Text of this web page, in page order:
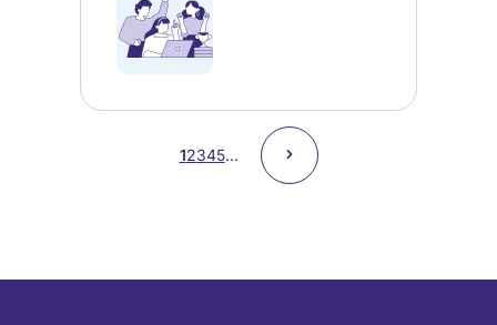
Seitennummerierung
Aktuelle
1Page
2Page
3Page
4Page
5… Nächste
˃